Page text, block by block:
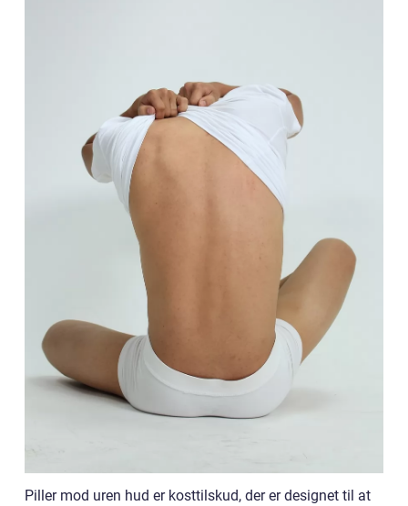
Piller mod uren hud er kosttilskud, der er designet til at